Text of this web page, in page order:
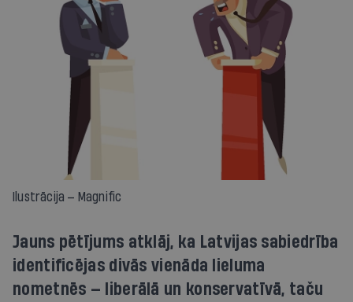
Ilustrācija — Magnific
Jauns pētījums atklāj, ka Latvijas sabiedrība
identificējas divās vienāda lieluma
nometnēs — liberālā un konservatīvā, taču